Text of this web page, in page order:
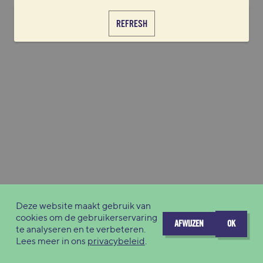
REFRESH
Deze website maakt gebruik van
cookies om de gebruikerservaring
te analyseren en te verbeteren.
Lees meer in ons privacybeleid.
AFWIJZEN OK